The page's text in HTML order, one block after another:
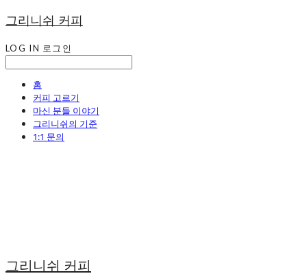
그리니쉬 커피
LOG IN 로그인
홈
커피 고르기
마신 분들 이야기
그리니쉬의 기준
1:1 문의
그리니쉬 커피